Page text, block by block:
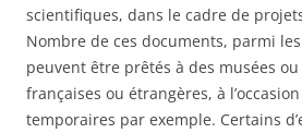
scientifiques, dans le cadre de
Nombre de ces documents, parmi
peuvent être prêtés à des musées
françaises ou étrangères, à
temporaires par exemple. Certains